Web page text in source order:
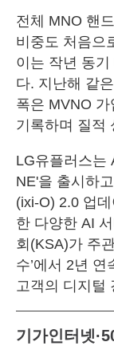
전체 MNO 핸
비중도 처음으
이는 작년 동기
다. 지난해 같
폭은 MVNO
기록하며 질적
LG유플러스는
NE'을 출시하
(ixi-O) 2.0 업
한 다양한 AI
회(KSA)가 주
수’에서 2년
고객의 디지털
기가인터넷